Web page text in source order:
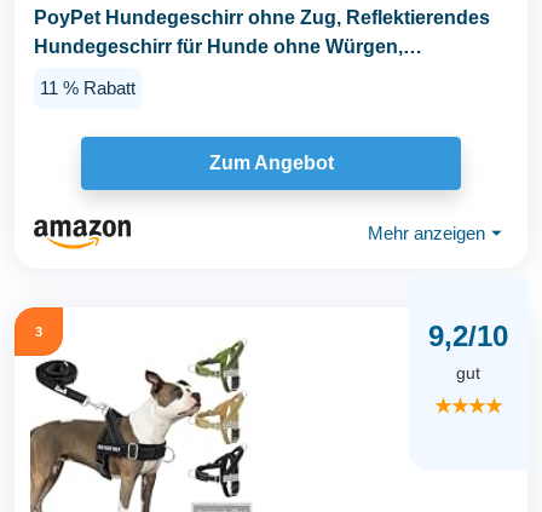
PoyPet Hundegeschirr ohne Zug, Reflektierendes
Hundegeschirr für Hunde ohne Würgen,
11 % Rabatt
Zum Angebot
Mehr anzeigen ⏷
3 9,2/10
gut
★★★★